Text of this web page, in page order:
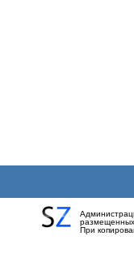
размещенных
При